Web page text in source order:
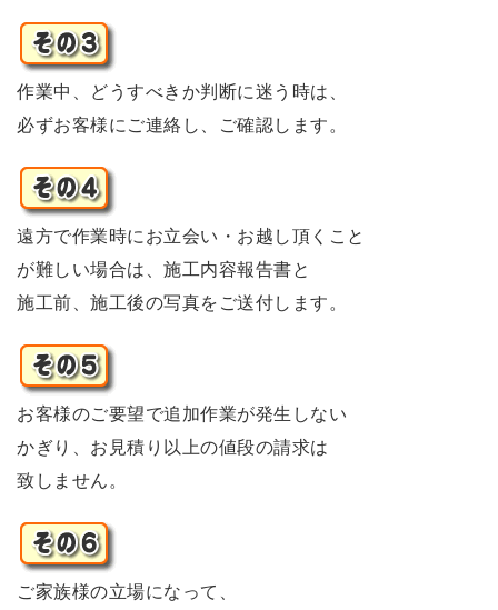
作業中、どうすべきか判断に迷う時は、
必ずお客様にご連絡し、ご確認します。
遠方で作業時にお立会い・お越し頂くこと
が難しい場合は、施工内容報告書と
施工前、施工後の写真をご送付します。
お客様のご要望で追加作業が発生しない
かぎり、お見積り以上の値段の請求は
致しません。
ご家族様の立場になって、